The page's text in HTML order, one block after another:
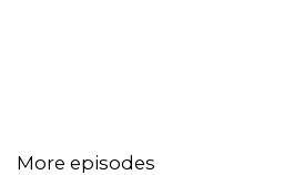
More episodes